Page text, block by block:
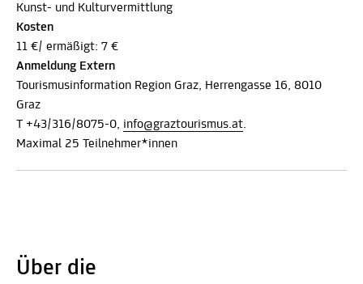
Kunst- und Kulturvermittlung
Kosten
11 €/ ermäßigt: 7 €
Anmeldung Extern
Tourismusinformation Region Graz, Herrengasse 16, 8010
Graz
T +43/316/8075-0, info@graztourismus.at.
Maximal 25 Teilnehmer*innen
Über die